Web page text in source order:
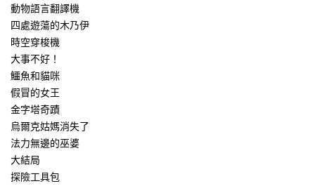
動物語言翻譯機
四處遊蕩的木乃伊
時空穿梭機
大事不好！
鱷魚和貓咪
假冒的女王
金字塔奇蹟
烏爾克姑媽消失了
法力無邊的巫婆
大結局
探險工具包